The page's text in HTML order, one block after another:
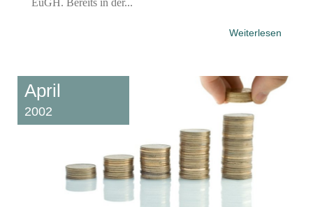
Weiterlesen
April
2002